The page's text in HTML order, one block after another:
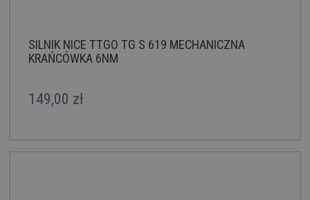
SILNIK NICE TTGO TG S 619 MECHANICZNA
KRAŃCÓWKA 6NM
149,00 zł